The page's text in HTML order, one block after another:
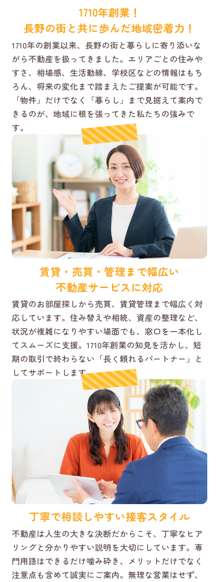
1710年創業！
長野の街と共に歩んだ地域密着力！
1710年の創業以来、長野の街と暮らしに寄り添いな
がら不動産を扱ってきました。エリアごとの住みや
すさ、相場感、生活動線、学校区などの情報はもち
ろん、将来の変化まで踏まえたご提案が可能です。
「物件」だけでなく「暮らし」まで見据えて案内で
きるのが、地域に根を張ってきた私たちの強みで
す。
賃貸・売買・管理まで幅広い
不動産サービスに対応
賃貸のお部屋探しから売買、賃貸管理まで幅広く対
応しています。住み替えや相続、資産の整理など、
状況が複雑になりやすい場面でも、窓口を一本化し
てスムーズに支援。1710年創業の知見を活かし、短
期の取引で終わらない「長く頼れるパートナー」と
してサポートします。
丁寧で相談しやすい接客スタイル
不動産は人生の大きな決断だからこそ、丁寧なヒア
リングと分かりやすい説明を大切にしています。専
門用語はできるだけ噛み砕き、メリットだけでなく
注意点も含めて誠実にご案内。無理な営業はせず、